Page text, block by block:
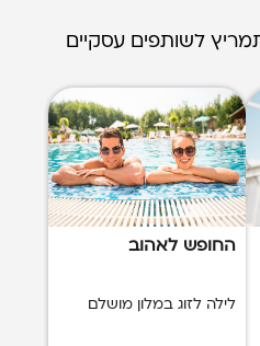
החופש לאהוב
לילה לזוג במלון מושלם